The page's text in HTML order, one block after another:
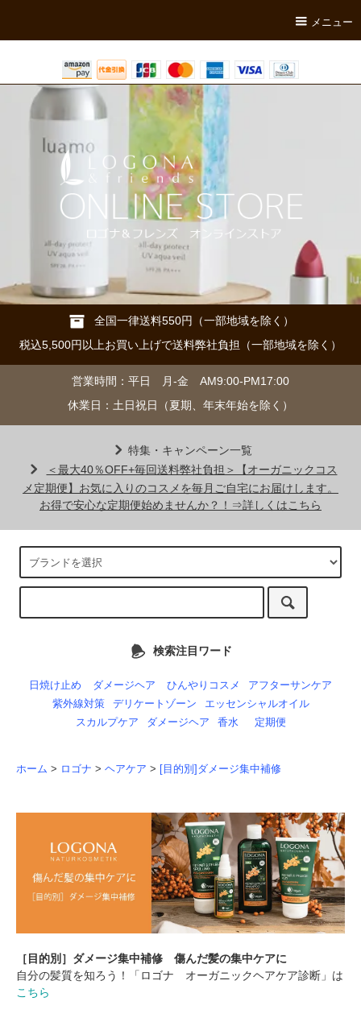
メニュー
全国一律送料550円（一部地域を除く）
税込5,500円以上お買い上げで送料弊社負担（一部地域を除く）
営業時間：平日 月-金 AM9:00-PM17:00
休業日：土日祝日（夏期、年末年始を除く）
特集・キャンペーン一覧
＜最大40％OFF+毎回送料弊社負担＞【オーガニックコス
メ定期便】お気に入りのコスメを毎月ご自宅にお届けします。
お得で安心な定期便始めませんか？！⇒詳しくはこちら
検索注目ワード
日焼け止め ダメージヘア ひんやりコスメ
アフターサンケア
紫外線対策
デリケートゾーン
エッセンシャルオイル
スカルプケア
ダメージヘア 香水 定期便
ホーム > ロゴナ > ヘアケア > [目的別]ダメージ集中補修
［目的別］ダメージ集中補修 傷んだ髪の集中ケアに
自分の髪質を知ろう！「ロゴナ オーガニックヘアケア診断」は
こちら